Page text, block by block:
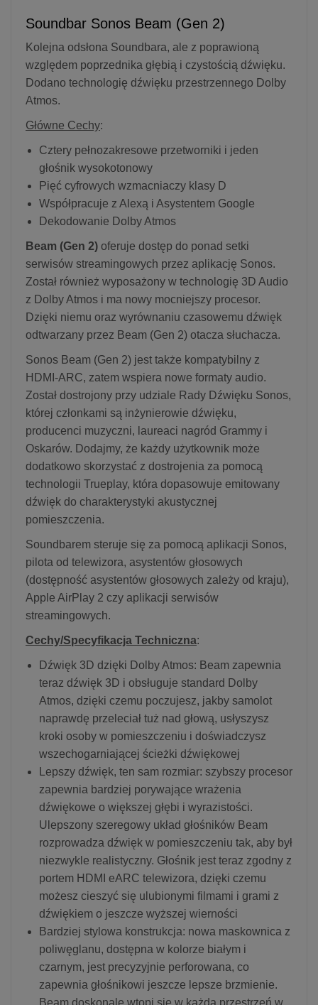
Soundbar Sonos Beam (Gen 2)
Kolejna odsłona Soundbara, ale z poprawioną
względem poprzednika głębią i czystością dźwięku.
Dodano technologię dźwięku przestrzennego Dolby
Atmos.
Główne Cechy:
Cztery pełnozakresowe przetworniki i jeden
głośnik wysokotonowy
Pięć cyfrowych wzmacniaczy klasy D
Współpracuje z Alexą i Asystentem Google
Dekodowanie Dolby Atmos
Beam (Gen 2) oferuje dostęp do ponad setki
serwisów streamingowych przez aplikację Sonos.
Został również wyposażony w technologię 3D Audio
z Dolby Atmos i ma nowy mocniejszy procesor.
Dzięki niemu oraz wyrównaniu czasowemu dźwięk
odtwarzany przez Beam (Gen 2) otacza słuchacza.
Sonos Beam (Gen 2) jest także kompatybilny z
HDMI-ARC, zatem wspiera nowe formaty audio.
Został dostrojony przy udziale Rady Dźwięku Sonos,
której członkami są inżynierowie dźwięku,
producenci muzyczni, laureaci nagród Grammy i
Oskarów. Dodajmy, że każdy użytkownik może
dodatkowo skorzystać z dostrojenia za pomocą
technologii Trueplay, która dopasowuje emitowany
dźwięk do charakterystyki akustycznej
pomieszczenia.
Soundbarem steruje się za pomocą aplikacji Sonos,
pilota od telewizora, asystentów głosowych
(dostępność asystentów głosowych zależy od kraju),
Apple AirPlay 2 czy aplikacji serwisów
streamingowych.
Cechy/Specyfikacja Techniczna:
Dźwięk 3D dzięki Dolby Atmos: Beam zapewnia
teraz dźwięk 3D i obsługuje standard Dolby
Atmos, dzięki czemu poczujesz, jakby samolot
naprawdę przeleciał tuż nad głową, usłyszysz
kroki osoby w pomieszczeniu i doświadczysz
wszechogarniającej ścieżki dźwiękowej
Lepszy dźwięk, ten sam rozmiar: szybszy procesor
zapewnia bardziej porywające wrażenia
dźwiękowe o większej głębi i wyrazistości.
Ulepszony szeregowy układ głośników Beam
rozprowadza dźwięk w pomieszczeniu tak, aby był
niezwykle realistyczny. Głośnik jest teraz zgodny z
portem HDMI eARC telewizora, dzięki czemu
możesz cieszyć się ulubionymi filmami i grami z
dźwiękiem o jeszcze wyższej wierności
Bardziej stylowa konstrukcja: nowa maskownica z
poliwęglanu, dostępna w kolorze białym i
czarnym, jest precyzyjnie perforowana, co
zapewnia głośnikowi jeszcze lepsze brzmienie.
Beam doskonale wtopi się w każdą przestrzeń w